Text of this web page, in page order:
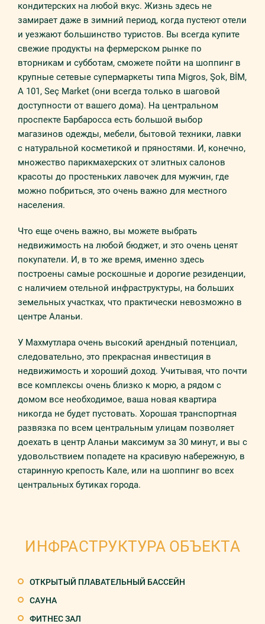
кондитерских на любой вкус. Жизнь здесь не
замирает даже в зимний период, когда пустеют отели
и уезжают большинство туристов. Вы всегда купите
свежие продукты на фермерском рынке по
вторникам и субботам, сможете пойти на шоппинг в
крупные сетевые супермаркеты типа Migros, Şok, BİM,
A 101, Seç Market (они всегда только в шаговой
доступности от вашего дома). На центральном
проспекте Барбаросса есть большой выбор
магазинов одежды, мебели, бытовой техники, лавки
с натуральной косметикой и пряностями. И, конечно,
множество парикмахерских от элитных салонов
красоты до простеньких лавочек для мужчин, где
можно побриться, это очень важно для местного
населения.
Что еще очень важно, вы можете выбрать
недвижимость на любой бюджет, и это очень ценят
покупатели. И, в то же время, именно здесь
построены самые роскошные и дорогие резиденции,
с наличием отельной инфраструктуры, на больших
земельных участках, что практически невозможно в
центре Аланьи.
У Махмутлара очень высокий арендный потенциал,
следовательно, это прекрасная инвестиция в
недвижимость и хороший доход. Учитывая, что почти
все комплексы очень близко к морю, а рядом с
домом все необходимое, ваша новая квартира
никогда не будет пустовать. Хорошая транспортная
развязка по всем центральным улицам позволяет
доехать в центр Аланьи максимум за 30 минут, и вы с
удовольствием попадете на красивую набережную, в
старинную крепость Кале, или на шоппинг во всех
центральных бутиках города.
ИНФРАСТРУКТУРА ОБЪЕКТА
ОТКРЫТЫЙ ПЛАВАТЕЛЬНЫЙ БАССЕЙН
САУНА
ФИТНЕС ЗАЛ